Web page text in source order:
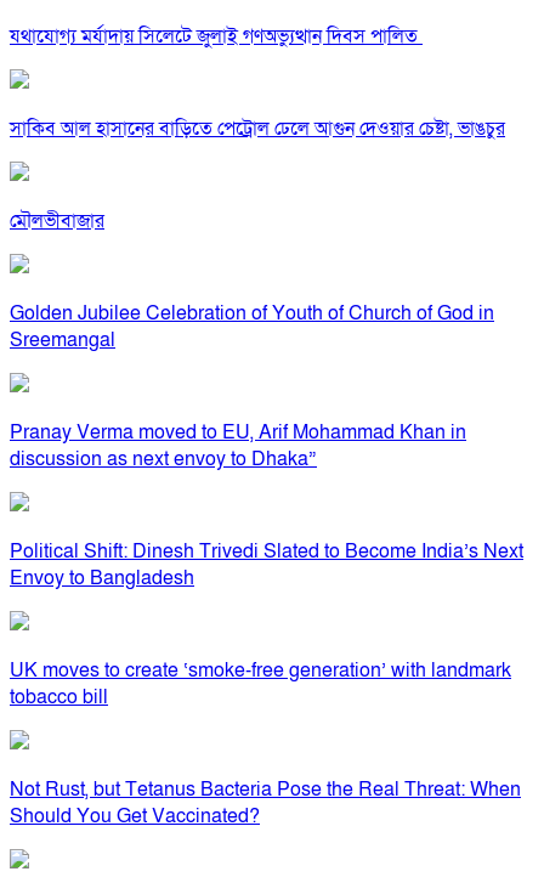
যথাযোগ্য মর্যাদায় সিলেটে জুলাই গণঅভ্যুত্থান দিবস পালিত
সাকিব আল হাসানের বাড়িতে পেট্রোল ঢেলে আগুন দেওয়ার চেষ্টা, ভাঙচুর
মৌলভীবাজার
Golden Jubilee Celebration of Youth of Church of God in
Sreemangal
Pranay Verma moved to EU, Arif Mohammad Khan in
discussion as next envoy to Dhaka”
Political Shift: Dinesh Trivedi Slated to Become India’s Next
Envoy to Bangladesh
UK moves to create ‘smoke-free generation’ with landmark
tobacco bill
Not Rust, but Tetanus Bacteria Pose the Real Threat: When
Should You Get Vaccinated?